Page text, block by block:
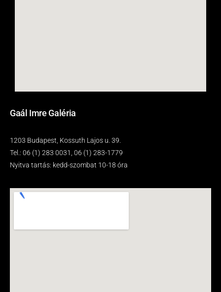
Gaál Imre Galéria
1203 Budapest, Kossuth Lajos u. 39.
Tel.: 06 (1) 283 0031, 06 (1) 283-1779
Nyitva tartás: kedd-szombat 10-18 óra